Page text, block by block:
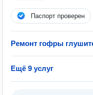
Паспорт проверен
Ремонт гофры
Ещё 9 услуг